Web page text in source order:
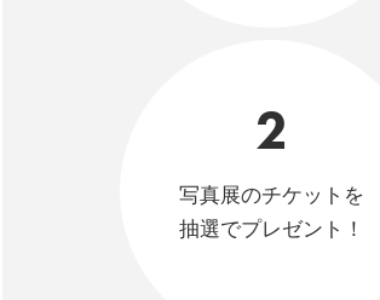
2
写真展のチケットを
抽選でプレゼント！